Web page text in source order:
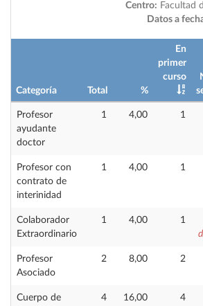
Centro: Facultad
Datos a
Categoría Total %
En
primer
curso
Profesor
ayudante
doctor
1 4,00 1
Profesor con
contrato de
interinidad
1 4,00 1
Colaborador
Extraordinario
1 4,00 1
Profesor
Asociado
2 8,00 2
Cuerpo de
4 16,00 4